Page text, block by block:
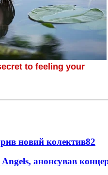
новий колектив82
анонсував